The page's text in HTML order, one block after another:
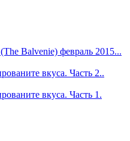
Balvenie) февраль 2015...
вкуса. Часть 2..
вкуса. Часть 1.